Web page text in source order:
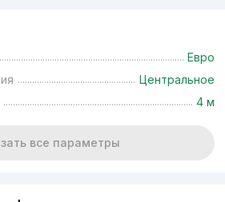
Евро
Центральное
4 м
все параметры